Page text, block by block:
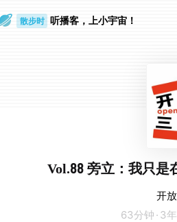
散步时 听播客，上小宇宙！
Vol.88 旁立：我只是
开
63分钟 · 3